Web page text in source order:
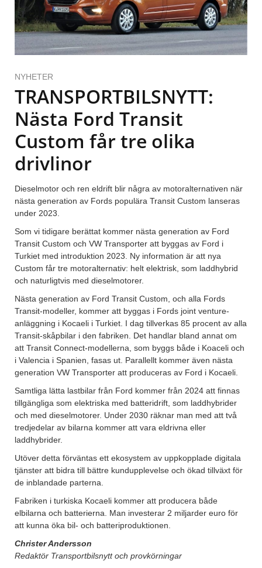
NYHETER
TRANSPORTBILSNYTT:
Nästa Ford Transit
Custom får tre olika
drivlinor
Dieselmotor och ren eldrift blir några av motoralternativen när
nästa generation av Fords populära Transit Custom lanseras
under 2023.
Som vi tidigare berättat kommer nästa generation av Ford
Transit Custom och VW Transporter att byggas av Ford i
Turkiet med introduktion 2023. Ny information är att nya
Custom får tre motoralternativ: helt elektrisk, som laddhybrid
och naturligtvis med dieselmotorer.
Nästa generation av Ford Transit Custom, och alla Fords
Transit-modeller, kommer att byggas i Fords joint venture-
anläggning i Kocaeli i Turkiet. I dag tillverkas 85 procent av alla
Transit-skåpbilar i den fabriken. Det handlar bland annat om
att Transit Connect-modellerna, som byggs både i Koaceli och
i Valencia i Spanien, fasas ut. Parallellt kommer även nästa
generation VW Transporter att produceras av Ford i Kocaeli.
Samtliga lätta lastbilar från Ford kommer från 2024 att finnas
tillgängliga som elektriska med batteridrift, som laddhybrider
och med dieselmotorer. Under 2030 räknar man med att två
tredjedelar av bilarna kommer att vara eldrivna eller
laddhybrider.
Utöver detta förväntas ett ekosystem av uppkopplade digitala
tjänster att bidra till bättre kundupplevelse och ökad tillväxt för
de inblandade parterna.
Fabriken i turkiska Kocaeli kommer att producera både
elbilarna och batterierna. Man investerar 2 miljarder euro för
att kunna öka bil- och batteriproduktionen.
Christer Andersson
Redaktör Transportbilsnytt och provkörningar